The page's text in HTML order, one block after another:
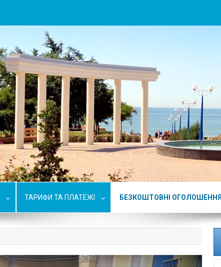
ТАРИФИ ТА ПЛАТЕЖІ БЕЗКОШТОВНІ ОГОЛОШЕННЯ